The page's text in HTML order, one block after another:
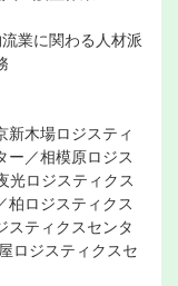
業に関わる人材派
新木場ロジスティ
ー／相模原ロジス
光ロジスティクス
柏ロジスティクス
スティクスセンタ
ロジスティクスセ